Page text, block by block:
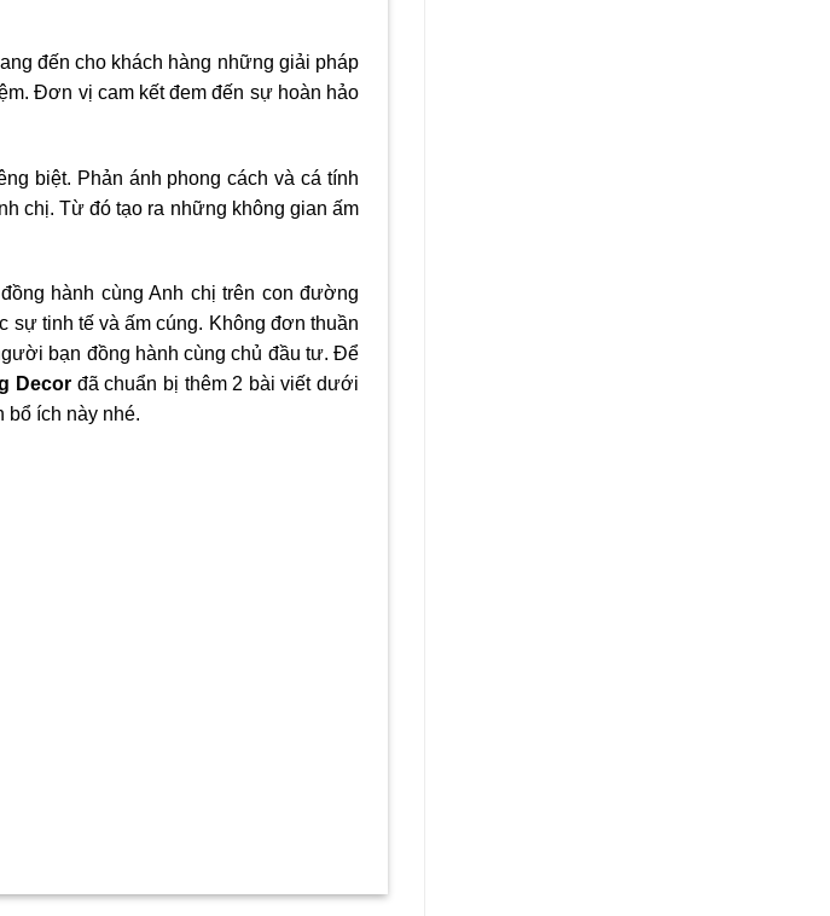
đến cho khách hàng những giải pháp
Đơn vị cam kết đem đến sự hoàn hảo
biệt. Phản ánh phong cách và cá tính
chị. Từ đó tạo ra những không gian ấm
hành cùng Anh chị trên con đường
sự tinh tế và ấm cúng. Không đơn thuần
bạn đồng hành cùng chủ đầu tư. Để
Decor đã chuẩn bị thêm 2 bài viết dưới
bổ ích này nhé.